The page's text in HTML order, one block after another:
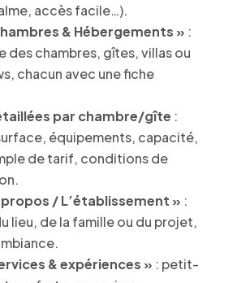
accès facile…).
& Hébergements » :
des chambres, gîtes, villas ou
chacun avec une fiche
par chambre/gîte :
équipements, capacité,
de tarif, conditions de
propos / L’établissement » :
lieu, de la famille ou du projet,
& expériences » : petit-